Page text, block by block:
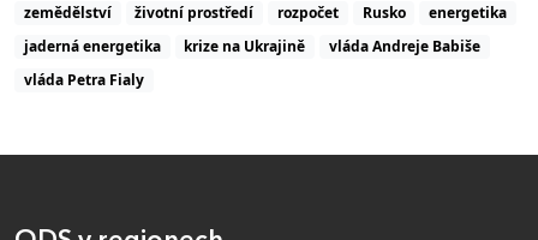
zemědělství
životní prostředí rozpočet Rusko
energetika
jaderná energetika
krize na Ukrajině
vláda Andreje Babiše
vláda Petra Fialy